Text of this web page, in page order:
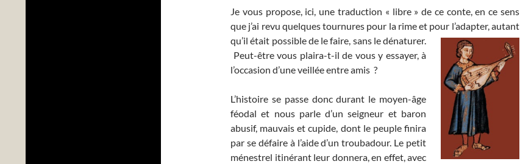
Je vous propose, ici, une traduction « libre » de ce conte, en ce sens
que j’ai revu quelques tournures pour la rime et pour l’adapter, autant
qu’il était possible de lefaire, sans le dénaturer.
Peut-être vous plaira-t-il de vous y essayer, à
l’occasion d’une veillée entre amis ?
L’histoire se passe donc durant le moyen-âge
féodal et nous parle d’un seigneur et baron
abusif, mauvais et cupide, dont le peuple finira
par se défaire à l’aide d’un troubadour. Le petit
ménestrel itinérant leur donnera, en effet, avec